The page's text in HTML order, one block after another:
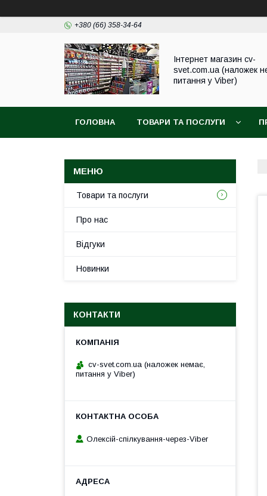
+380 (66) 358-34-64
Інтернет магазин cv-
svet.com.ua (наложек
питання у Viber)
ГОЛОВНА ТОВАРИ ТА ПОСЛУГИ
Товари та послуги
Про нас
Відгуки
Новинки
КОНТАКТИ
cv-svet.com.ua (наложек немає,
питання у Viber)
Олексій-спілкування-через-Viber